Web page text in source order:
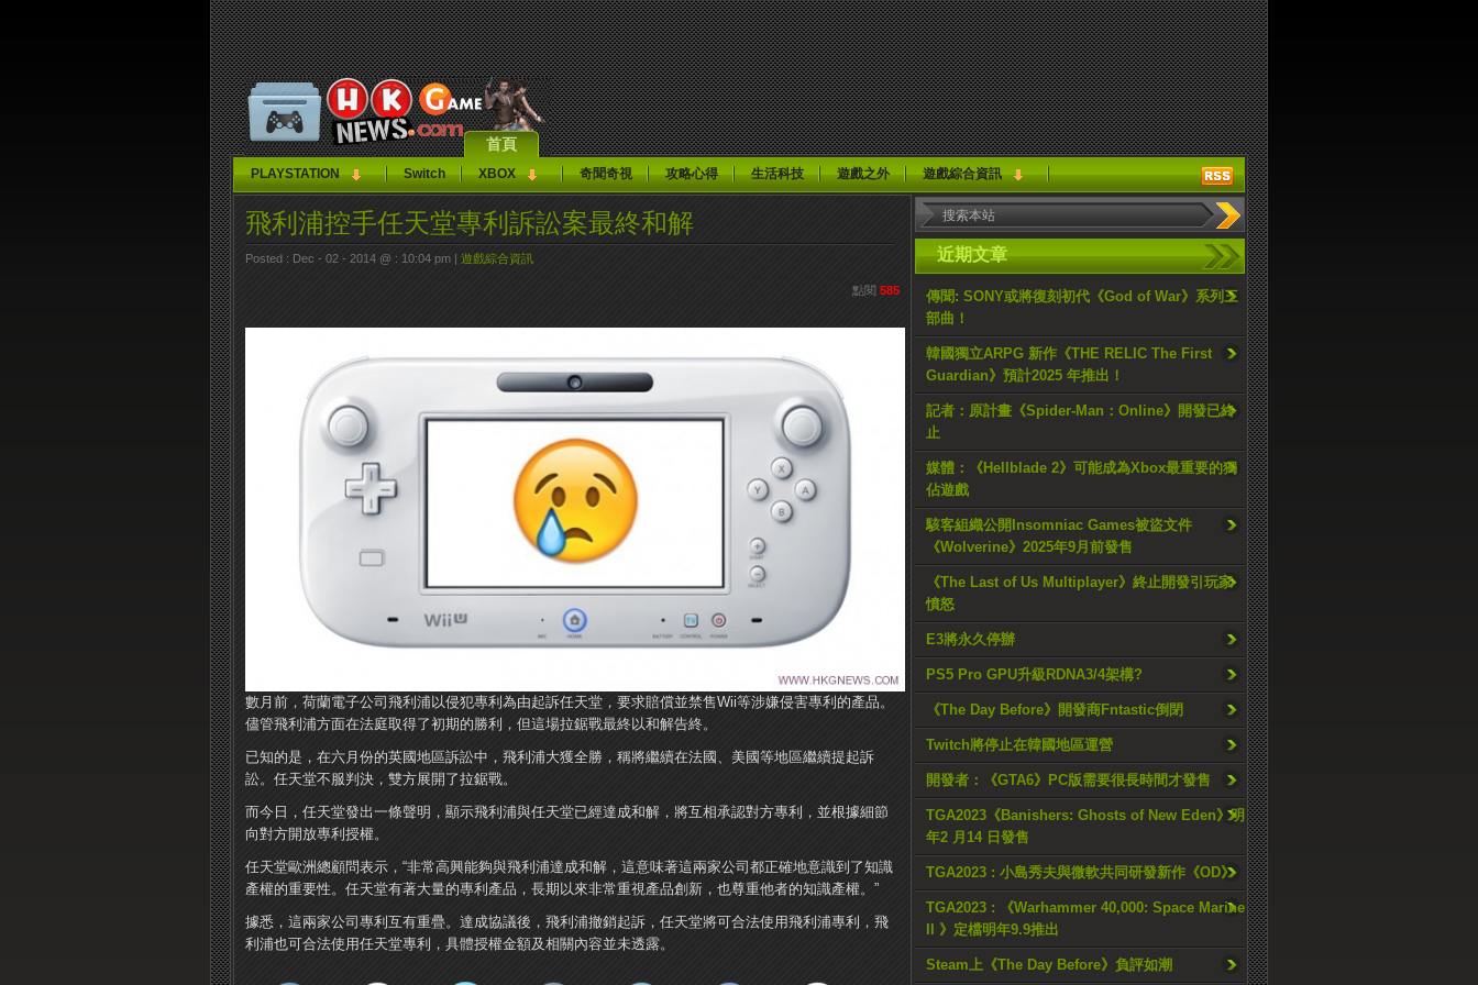
首頁
PLAYSTATION Switch XBOX 奇聞奇視 攻略心得 生活科技 遊戲之外 遊戲綜合資訊
近期文章
傳聞: SONY或將復刻初代《God of War》系列三
部曲！
韓國獨立ARPG 新作《THE RELIC The First
Guardian》預計2025 年推出！
記者：原計畫《Spider-Man：Online》開發已終
止
媒體：《Hellblade 2》可能成為Xbox最重要的獨
佔遊戲
駭客組織公開Insomniac Games被盜文件
《Wolverine》2025年9月前發售
《The Last of Us Multiplayer》終止開發引玩家
憤怒
E3將永久停辦
PS5 Pro GPU升級RDNA3/4架構?
《The Day Before》開發商Fntastic倒閉
Twitch將停止在韓國地區運營
開發者：《GTA6》PC版需要很長時間才發售
TGA2023《Banishers: Ghosts of New Eden》明
年2 月14 日發售
TGA2023 : 小島秀夫與微軟共同研發新作《OD》
TGA2023 : 《Warhammer 40,000: Space Marine
II 》定檔明年9.9推出
Steam上《The Day Before》負評如潮
飛利浦控手任天堂專利訴訟案最終和解
Posted : Dec - 02 - 2014 @ : 10:04 pm | 遊戲綜合資訊
點閱 585
數月前，荷蘭電子公司飛利浦以侵犯專利為由起訴任天堂，要求賠償並禁售Wii等涉嫌侵害專利的產品。
儘管飛利浦方面在法庭取得了初期的勝利，但這場拉鋸戰最終以和解告終。
已知的是，在六月份的英國地區訴訟中，飛利浦大獲全勝，稱將繼續在法國、美國等地區繼續提起訴
訟。任天堂不服判決，雙方展開了拉鋸戰。
而今日，任天堂發出一條聲明，顯示飛利浦與任天堂已經達成和解，將互相承認對方專利，並根據細節
向對方開放專利授權。
任天堂歐洲總顧問表示，“非常高興能夠與飛利浦達成和解，這意味著這兩家公司都正確地意識到了知識
產權的重要性。任天堂有著大量的專利產品，長期以來非常重視產品創新，也尊重他者的知識產權。”
據悉，這兩家公司專利互有重疊。達成協議後，飛利浦撤銷起訴，任天堂將可合法使用飛利浦專利，飛
利浦也可合法使用任天堂專利，具體授權金額及相關內容並未透露。